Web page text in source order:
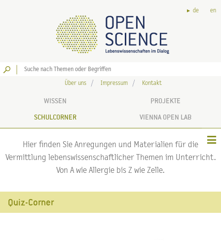
de en
Über uns Impressum Kontakt
WISSEN PROJEKTE
SCHULCORNER VIENNA OPEN LAB
Hier finden Sie Anregungen und Materialien für die
Vermittlung lebenswissenschaftlicher Themen im Unterricht.
Von A wie Allergie bis Z wie Zelle.
Quiz-Corner